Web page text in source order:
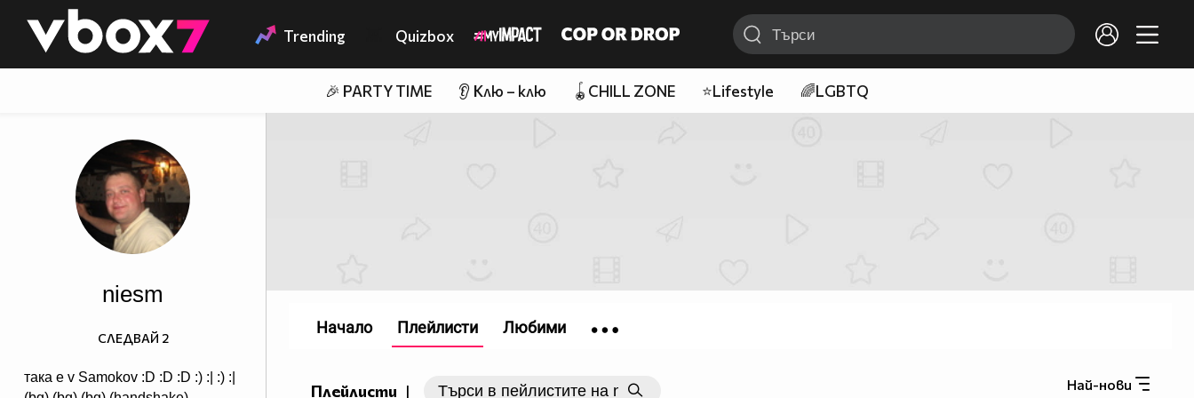
👾 Trending Quizbox
🎉 PARTY TIME 👂 Клю – клю 🪀CHILL ZONE ⭐Lifestyle 🌈LGBTQ
niesm
така е v Samokov :D :D :D :) :| :) :|
СЛЕДВАЙ 2
Плейлисти | Най-нови
Начало Плейлисти Любими